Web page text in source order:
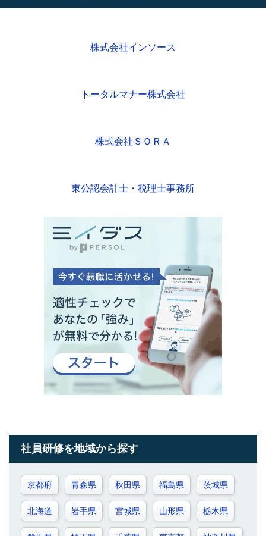
株式会社インソース
トータルマナー株式会社
株式会社ＳＯＲＡ
東公認会計士・税理士事務所
社員研修を地域から探す
京都府 青森県 秋田県 福島県 茨城県
北海道 岩手県 宮城県 山形県 栃木県